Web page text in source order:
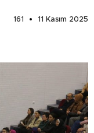
161
11 Kasım 2025